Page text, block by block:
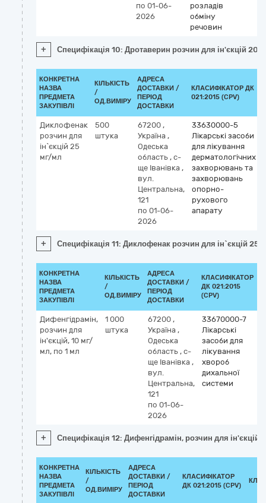
по 01-06-
2026
розладів
обміну
речовин
+ Специфікація 10: Дротаверин розчин для ін'єкцій 20
КОНКРЕТНА
НАЗВА
ПРЕДМЕТА
ЗАКУПІВЛІ
КІЛЬКІСТЬ
/
ОД.ВИМІРУ
АДРЕСА
ДОСТАВКИ /
ПЕРІОД
ДОСТАВКИ
КЛАСИФІКАТОР ДК
021:2015 (CPV)
Диклофенак
розчин для
ін`єкцій 25
мг/мл
500
штука
67200 ,
Україна ,
Одеська
область , с-
ще Іванівка ,
вул.
Центральна,
121
по 01-06-
2026
33630000-5
Лікарські засоби
для лікування
дерматологічних
захворювань та
захворювань
опорно-
рухового
апарату
+ Специфікація 11: Диклофенак розчин для ін`єкцій 25
КОНКРЕТНА
НАЗВА
ПРЕДМЕТА
ЗАКУПІВЛІ
КІЛЬКІСТЬ
/
ОД.ВИМІРУ
АДРЕСА
ДОСТАВКИ /
ПЕРІОД
ДОСТАВКИ
КЛАСИФІКАТОР
ДК 021:2015
(CPV)
Дифенгідрамін,
розчин для
ін'єкцій, 10 мг/
мл, по 1 мл
1 000
штука
67200 ,
Україна ,
Одеська
область , с-
ще Іванівка ,
вул.
Центральна,
121
по 01-06-
2026
33670000-7
Лікарські
засоби для
лікування
хвороб
дихальної
системи
+ Специфікація 12: Дифенгідрамін, розчин для
КОНКРЕТНА
НАЗВА
ПРЕДМЕТА
ЗАКУПІВЛІ
КІЛЬКІСТЬ
/
ОД.ВИМІРУ
АДРЕСА
ДОСТАВКИ /
ПЕРІОД
ДОСТАВКИ
КЛАСИФІКАТОР
ДК 021:2015 (CPV)